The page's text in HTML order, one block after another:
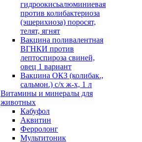
гидроокисьалюминиевая
против колибактериоза
(эшерихиоза) поросят,
телят, ягнят
Вакцина поливалентная
ВГНКИ против
лептоспироза свиней,
овец 1 вариант
Вакцина ОКЗ (колибак.,
сальмон.) с/х ж-х, 1 л
Витамины и минералы для
животных
Кабуфол
Аквитин
Ферролонг
Мультитоник